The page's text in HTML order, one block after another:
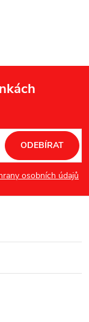
osobních údajů
ODEBÍRAT